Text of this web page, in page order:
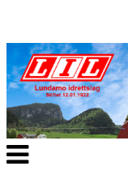
Veksle
navigasjon